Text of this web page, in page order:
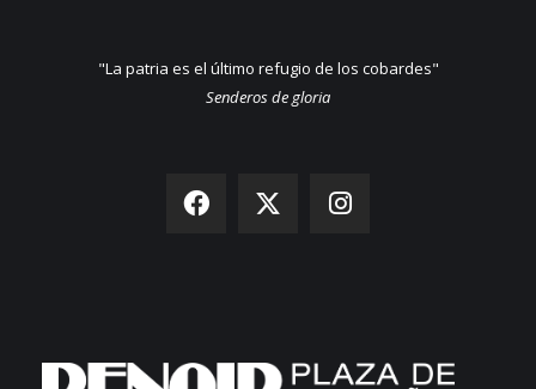
"La patria es el último refugio de los cobardes"
Senderos de gloria